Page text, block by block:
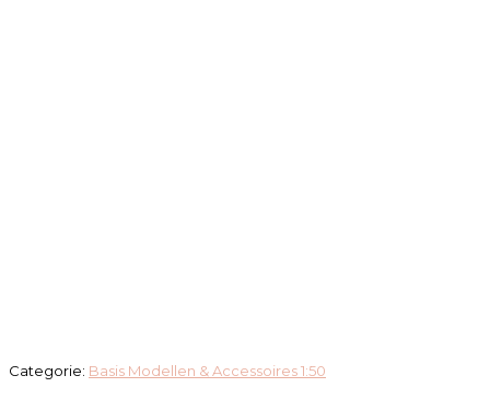
Categorie: Basis Modellen & Accessoires 1:50